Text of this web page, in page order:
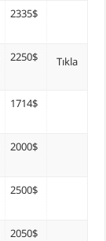
2335$
2250$ Tıkla
1714$
2000$
2500$
2050$